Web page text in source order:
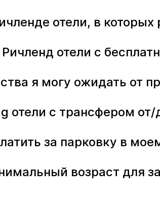
отели, в
Ричленд отели с
я могу ожидать от
отели с трансфером от/
за парковку в
возраст для